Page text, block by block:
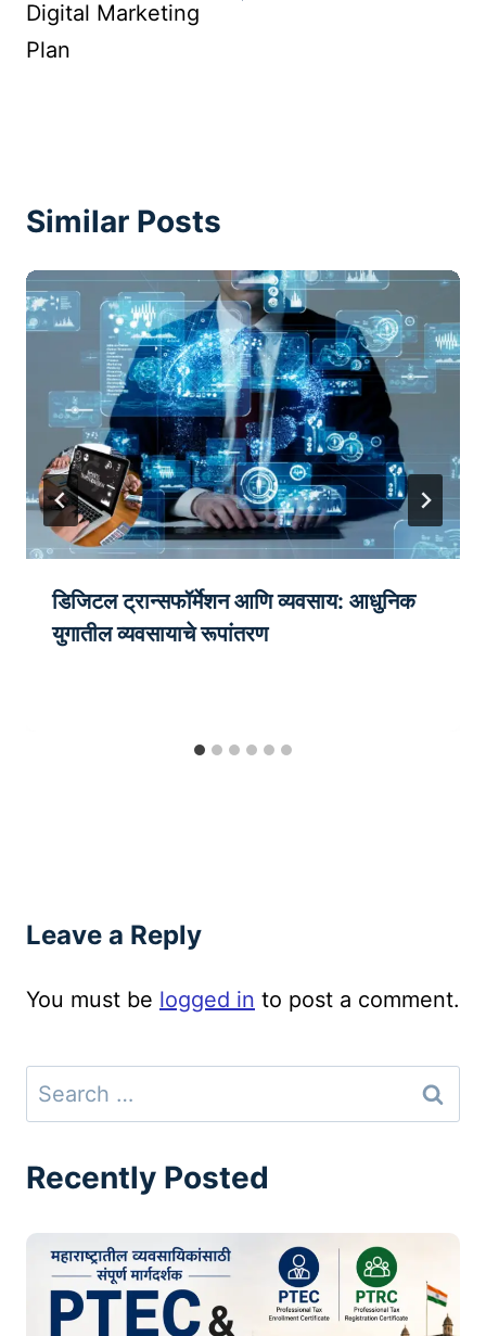
Digital Marketing
Plan
Similar Posts
डिजिटल ट्रान्सफॉर्मेशन आणि व्यवसाय: आधुनिक
युगातील व्यवसायाचे रूपांतरण
Leave a Reply
You must be logged in to post a comment.
Search
for:
Recently Posted